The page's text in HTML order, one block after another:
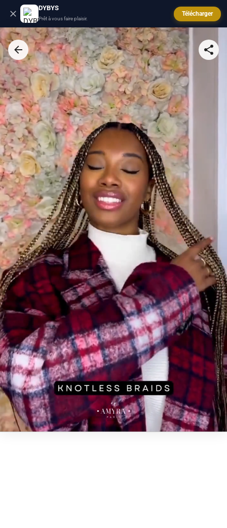
DYBYS
Prêt à vous faire plaisir.
Télécharger